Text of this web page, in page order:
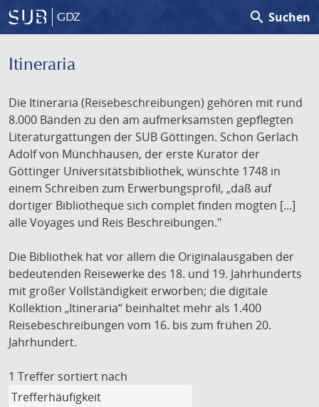
GDZ search Suchen
Itineraria
Die Itineraria (Reisebeschreibungen) gehören mit rund
8.000 Bänden zu den am aufmerksamsten gepflegten
Literaturgattungen der SUB Göttingen. Schon Gerlach
Adolf von Münchhausen, der erste Kurator der
Göttinger Universitätsbibliothek, wünschte 1748 in
einem Schreiben zum Erwerbungsprofil, „daß auf
dortiger Bibliotheque sich complet finden mogten [...]
alle Voyages und Reis Beschreibungen."
Die Bibliothek hat vor allem die Originalausgaben der
bedeutenden Reisewerke des 18. und 19. Jahrhunderts
mit großer Vollständigkeit erworben; die digitale
Kollektion „Itineraria“ beinhaltet mehr als 1.400
Reisebeschreibungen vom 16. bis zum frühen 20.
Jahrhundert.
1 Treffer sortiert nach